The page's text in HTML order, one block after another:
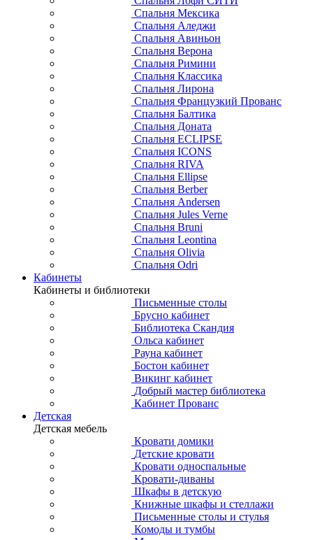
Спальня Мексика
Спальня Аледжи
Спальня Авиньон
Спальня Верона
Спальня Римини
Спальня Классика
Спальня Лирона
Спальня Французкий Прованс
Спальня Балтика
Спальня Доната
Спальня ECLIPSE
Спальня ICONS
Спальня RIVA
Спальня Ellipse
Спальня Berber
Спальня Andersen
Спальня Jules Verne
Спальня Bruni
Спальня Leontina
Спальня Olivia
Спальня Odri
Кабинеты
Кабинеты и библиотеки
Письменные столы
Брусно кабинет
Библиотека Скандия
Ольса кабинет
Рауна кабинет
Бостон кабинет
Викинг кабинет
Добрый мастер библиотека
Кабинет Прованс
Детская
Детская мебель
Кровати домики
Детские кровати
Кровати односпальные
Кровати-диваны
Шкафы в детскую
Книжные шкафы и стеллажи
Письменные столы и стулья
Комоды и тумбы